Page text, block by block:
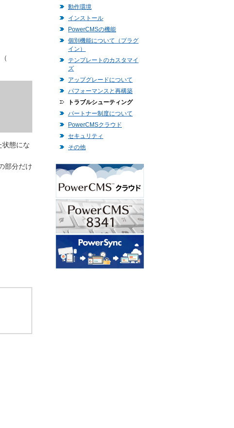
状態にな
部分だけ
動作環境
インストール
PowerCMSの機能
個別機能について（プラグ
イン）
テンプレートのカスタマイ
ズ
アップグレードについて
パフォーマンスと再構築
トラブルシューティング
パートナー制度について
PowerCMSクラウド
セキュリティ
その他